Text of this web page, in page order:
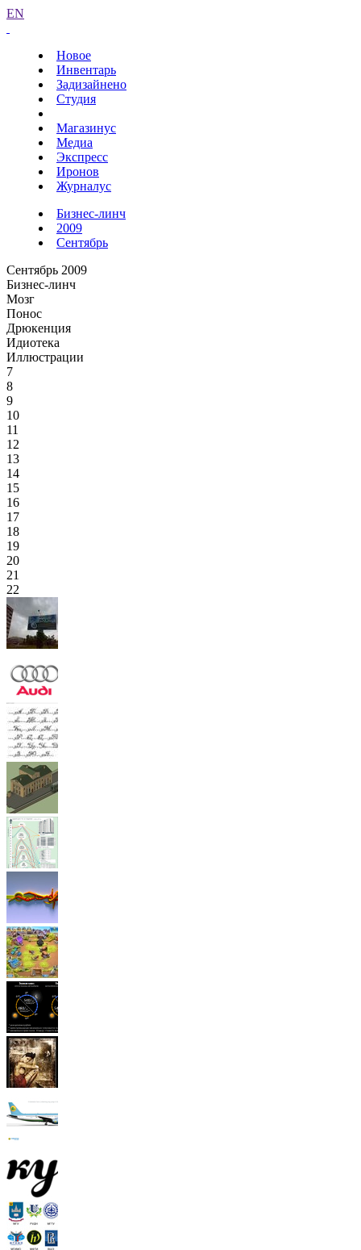
EN
Новое
Инвентарь
Задизайнено
Студия
Магазинус
Медиа
Экспресс
Иронов
Журналус
Бизнес-линч
2009
Сентябрь
Сентябрь 2009
Бизнес-линч
Мозг
Понос
Дрюкенция
Идиотека
Иллюстрации
7
8
9
10
11
12
13
14
15
16
17
18
19
20
21
22